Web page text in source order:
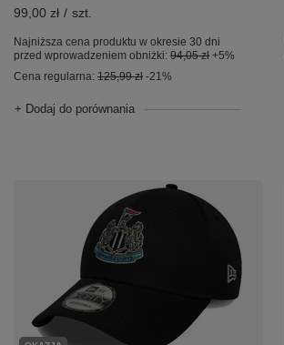
99,00 zł / szt.
Najniższa cena produktu w okresie 30 dni
przed wprowadzeniem obniżki: 94,05 zł +5%
Cena regularna: 125,99 zł -21%
+ Dodaj do porównania